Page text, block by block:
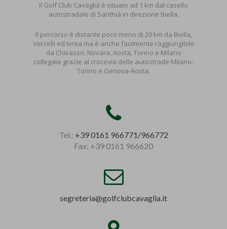
Il Golf Club Cavaglià è situato ad 1 km dal casello
autostradale di Santhià in direzione Biella.
Il percorso è distante poco meno di 20 km da Biella,
Vercelli ed Ivrea ma è anche facilmente raggiungibile
da Chivasso, Novara, Aosta, Torino e Milano
collegate grazie al crocevia delle autostrade Milano-
Torino e Genova-Aosta.
Tel.: +39 0161 966771/966772
Fax: +39 0161 966620
segreteria@golfclubcavaglia.it